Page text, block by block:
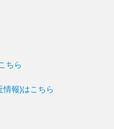
ちら
情報)はこちら